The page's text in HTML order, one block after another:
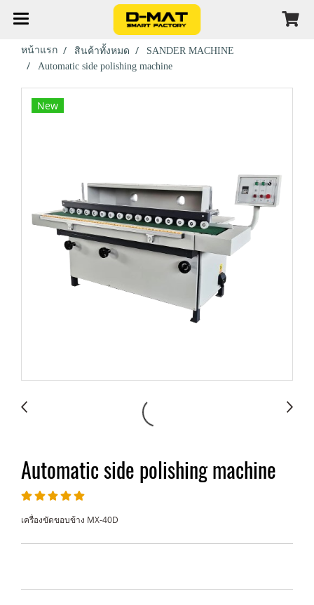
หน้าแรก สินค้าทั้งหมด
SANDER MACHINE
Automatic side polishing machine
New
Automatic side polishing machine
เครื่องขัดขอบข้าง MX-40D